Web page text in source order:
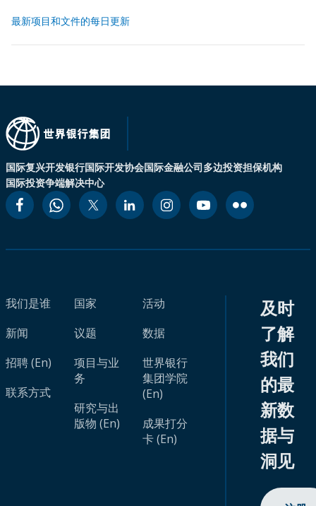
最新项目和文件的每日更新
国际复兴开发银行国际开发协会国际金融公司多边投资担保机构
国际投资争端解决中心
我们是谁
新闻
招聘 (En)
联系方式
国家
议题
项目与业
务
研究与出
版物 (En)
活动
数据
世界银行
集团学院
(En)
成果打分
卡 (En)
及时
了解
我们
的最
新数
据与
洞见